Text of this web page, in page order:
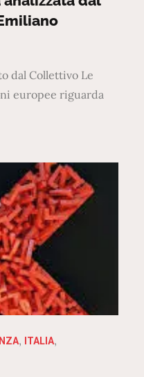
dal Collettivo Le
europee riguarda
ITALIA